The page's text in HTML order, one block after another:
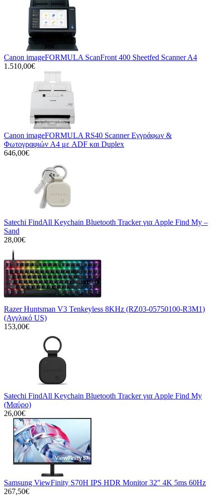
Canon imageFORMULA ScanFront 400 Sheetfed Scanner A4
1.510,00€
Canon imageFORMULA RS40 Scanner Εγγράφων &
Φωτογραφιών A4 με ADF και Duplex
646,00€
Satechi FindAll Keychain Bluetooth Tracker για Apple Find My –
Sand
28,00€
Razer Huntsman V3 Tenkeyless 8KHz (RZ03-05750100-R3M1)
(Αγγλικό US)
153,00€
Satechi FindAll Keychain Bluetooth Tracker για Apple Find My
(Μαύρο)
26,00€
Samsung ViewFinity S70H IPS HDR Monitor 32" 4K 5ms 60Hz
267,50€